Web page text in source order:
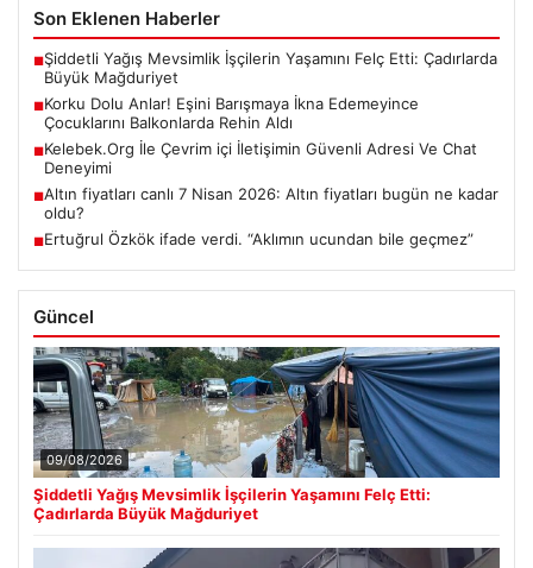
Son Eklenen Haberler
■Şiddetli Yağış Mevsimlik İşçilerin Yaşamını Felç Etti: Çadırlarda
Büyük Mağduriyet
■Korku Dolu Anlar! Eşini Barışmaya İkna Edemeyince
Çocuklarını Balkonlarda Rehin Aldı
■Kelebek.Org İle Çevrim içi İletişimin Güvenli Adresi Ve Chat
Deneyimi
■Altın fiyatları canlı 7 Nisan 2026: Altın fiyatları bugün ne kadar
oldu?
■Ertuğrul Özkök ifade verdi. “Aklımın ucundan bile geçmez”
Güncel
09/08/2026
Şiddetli Yağış Mevsimlik İşçilerin Yaşamını Felç Etti:
Çadırlarda Büyük Mağduriyet